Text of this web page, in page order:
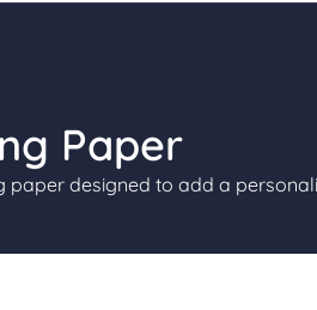
Paper
paper designed to add a